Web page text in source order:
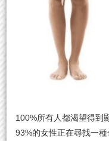
100%所有人都渴望得到
93%的女性正在尋找一